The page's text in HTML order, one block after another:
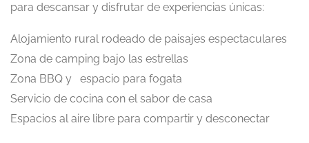
para descansar y disfrutar de experiencias únicas:
Alojamiento rural rodeado de paisajes espectaculares
Zona de camping bajo las estrellas
Zona BBQ y espacio para fogata
Servicio de cocina con el sabor de casa
Espacios al aire libre para compartir y desconectar